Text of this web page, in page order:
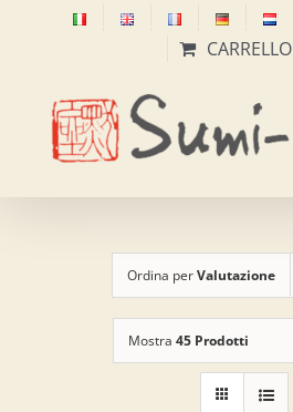
CARRELLO
Ordina perValutazione
Mostra 45 Prodotti